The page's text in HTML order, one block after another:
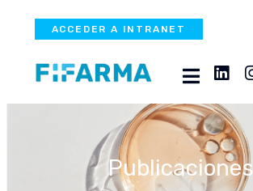
ACCEDER A INTRANET
Publicaciones